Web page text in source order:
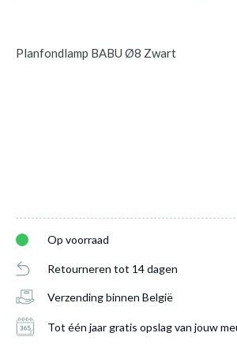
Planfondlamp BABU Ø8 Zwart
Op voorraad
Retourneren tot 14 dagen
Verzending binnen België
Tot één jaar gratis opslag van jouw
Planfondlamp BABU Ø8 Zwart